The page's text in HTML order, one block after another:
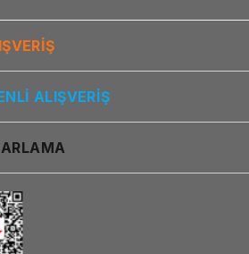
ALIŞVERİŞ